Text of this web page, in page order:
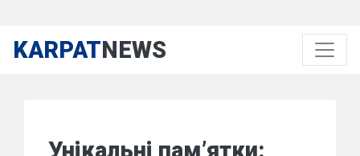
KARPATNEWS
Унікальні пам’ятки: